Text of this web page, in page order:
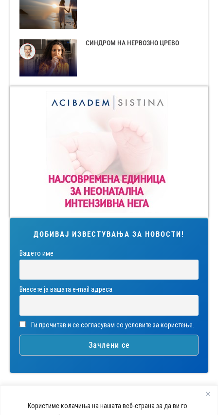
Користиме колачиња на нашата веб-страна за да ви го
СИНДРОМ НА НЕРВОЗНО ЦРЕВО
ДОБИВАЈ ИЗВЕСТУВАЊА ЗА НОВОСТИ!
Вашето име
Внесете ја вашата е-mail адреса
Ги прочитав и се согласувам со условите за користење.